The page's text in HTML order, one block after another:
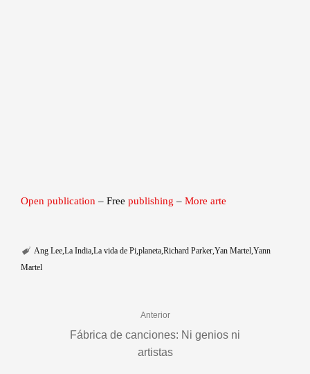
Open publication – Free publishing – More arte
Ang Lee La India La vida de Pi planeta Richard Parker Yan Martel Yann
Martel
Anterior
Fábrica de canciones: Ni genios ni
artistas